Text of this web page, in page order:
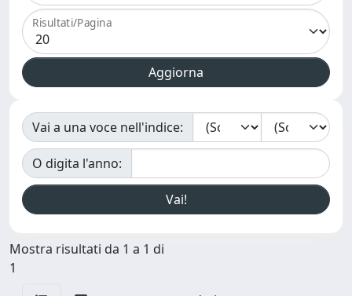
Risultati/Pagina
Vai a una voce nell'indice:
O digita l'anno:
Mostra risultati da 1 a 1 di
1